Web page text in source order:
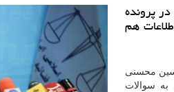
قضاییه اظهار داشت: ۶ نفر در پرونده
هم
محسنی
سوالات